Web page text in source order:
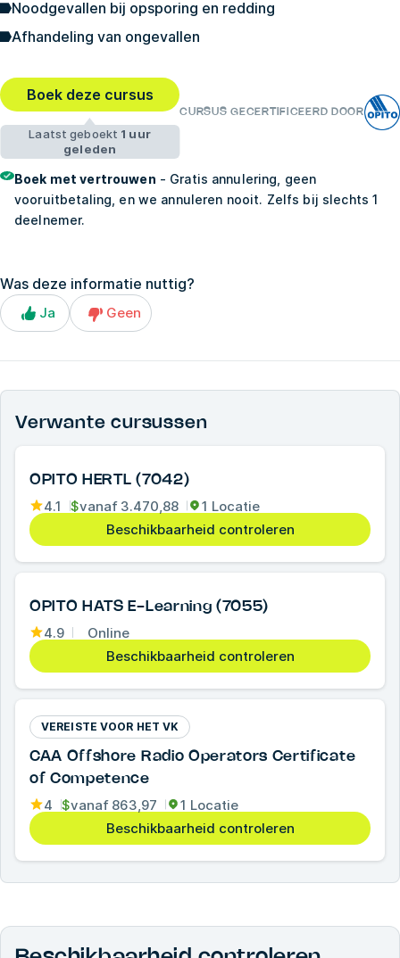
Noodgevallen bij opsporing en redding
Afhandeling van ongevallen
Boek deze cursus
Laatst geboekt 1 uur
geleden
CURSUS GECERTIFICEERD DOOR
Boek met vertrouwen - Gratis annulering, geen
vooruitbetaling, en we annuleren nooit. Zelfs bij slechts 1
deelnemer.
Was deze informatie nuttig?
Ja Geen
Verwante cursussen
OPITO HERTL (7042)
4.1 $vanaf 3.470,88
1 Locatie
Beschikbaarheid controleren
OPITO HATS E-Learning (7055)
4.9
Online
Beschikbaarheid controleren
VEREISTE VOOR HET VK
CAA Offshore Radio Operators Certificate
of Competence
4 $vanaf 863,97
1 Locatie
Beschikbaarheid controleren